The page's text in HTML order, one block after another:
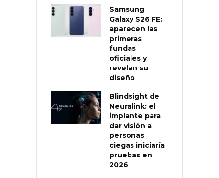
Samsung
Galaxy S26 FE:
aparecen las
primeras
fundas
oficiales y
revelan su
diseño
Blindsight de
Neuralink: el
implante para
dar visión a
personas
ciegas iniciaría
pruebas en
2026